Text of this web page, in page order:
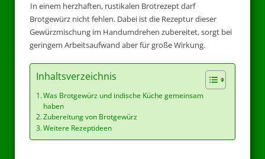
In einem herzhaften, rustikalen Brotrezept darf
Brotgewürz nicht fehlen. Dabei ist die Rezeptur dieser
Gewürzmischung im Handumdrehen zubereitet, sorgt bei
geringem Arbeitsaufwand aber für große Wirkung.
Inhaltsverzeichnis
Was Brotgewürz und indische Küche gemeinsam
haben
Zubereitung von Brotgewürz
Weitere Rezeptideen